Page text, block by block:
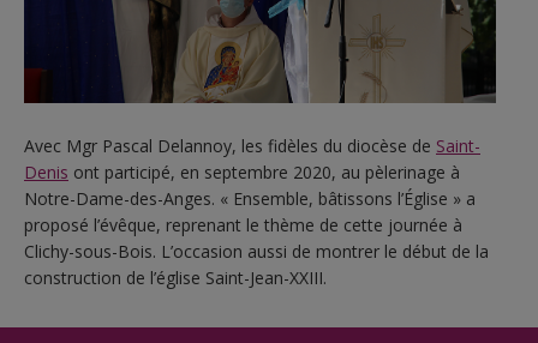
Avec Mgr Pascal Delannoy, les fidèles du diocèse de Saint-
Denis ont participé, en septembre 2020, au pèlerinage à
Notre-Dame-des-Anges. « Ensemble, bâtissons l’Église » a
proposé l’évêque, reprenant le thème de cette journée à
Clichy-sous-Bois. L’occasion aussi de montrer le début de la
construction de l’église Saint-Jean-XXIII.